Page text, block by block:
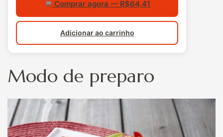
Comprar agora — R$64,41
Adicionar ao carrinho
Modo de preparo